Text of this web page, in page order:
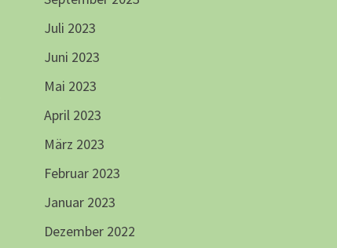
Juli 2023
Juni 2023
Mai 2023
April 2023
März 2023
Februar 2023
Januar 2023
Dezember 2022